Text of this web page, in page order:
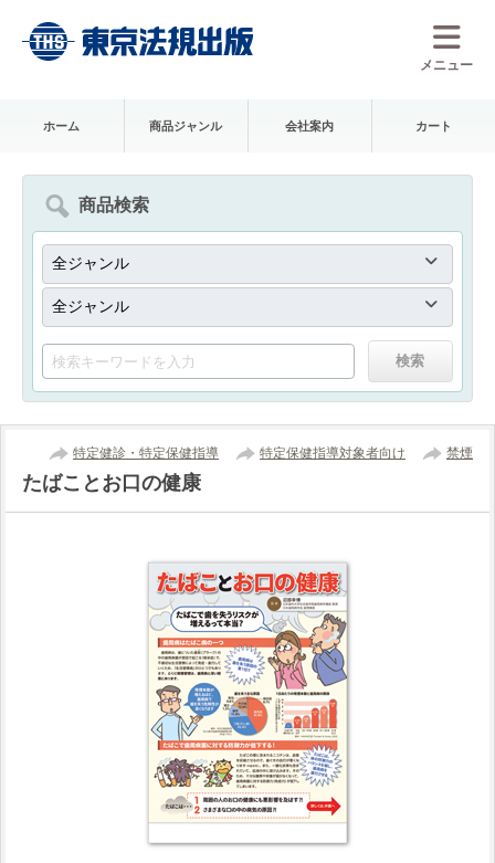
メニュー
ホーム 商品ジャンル 会社案内 カート
商品検索
特定健診・特定保健指導 特定保健指導対象者向け 禁煙
たばことお口の健康